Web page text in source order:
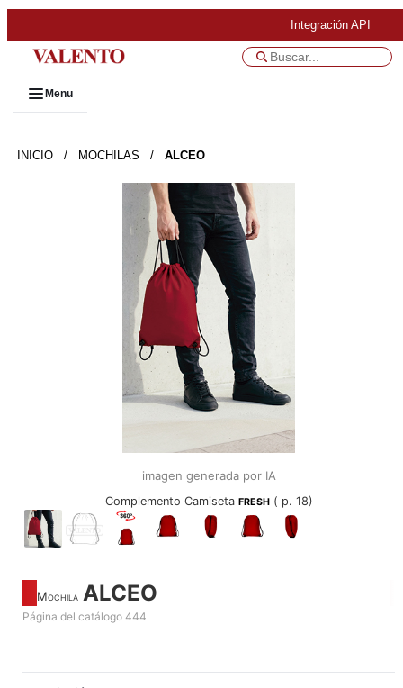
Integración API
Menu
INICIO / MOCHILAS / ALCEO
imagen generada por IA
Complemento Camiseta FRESH( p. 18)
Mochila ALCEO
Página del catálogo 444